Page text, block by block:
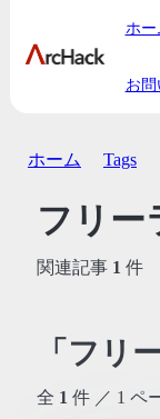
ホー
お
ホーム Tags
フリー
関連記事 1 件
「フリ
全 1 件 ／ 1 ペ